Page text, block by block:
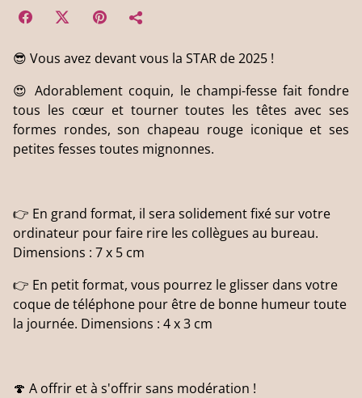
😎 Vous avez devant vous la STAR de 2025 !
😍 Adorablement coquin, le champi-fesse fait fondre
tous les cœur et tourner toutes les têtes avec ses
formes rondes, son chapeau rouge iconique et ses
petites fesses toutes mignonnes.
👉 En grand format, il sera solidement fixé sur votre
ordinateur pour faire rire les collègues au bureau.
Dimensions : 7 x 5 cm
👉 En petit format, vous pourrez le glisser dans votre
coque de téléphone pour être de bonne humeur toute
la journée. Dimensions : 4 x 3 cm
🍄 A offrir et à s'offrir sans modération !